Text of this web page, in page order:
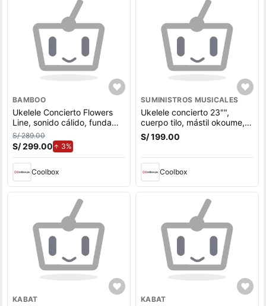
BAMBOO
Ukelele Concierto Flowers
Line, sonido cálido, funda
acolchonada, spring
S/ 289.00
S/ 299.00 3%
Coolbox
SUMINISTROS MUSICALES
Ukelele concierto 23"",
cuerpo tilo, mástil okoume,
acabado mate, azul
S/ 199.00
Coolbox
KABAT KABAT